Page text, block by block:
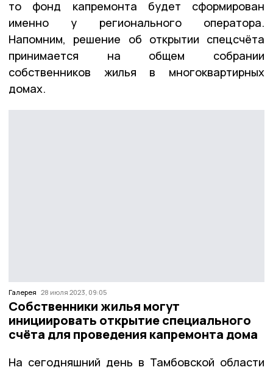
то фонд капремонта будет сформирован
именно у регионального оператора.
Напомним, решение об открытии спецсчёта
принимается на общем собрании
собственников жилья в многоквартирных
домах.
Галерея 28 июля 2023, 09:05
Собственники жилья могут
инициировать открытие специального
счёта для проведения капремонта дома
На сегодняшний день в Тамбовской области